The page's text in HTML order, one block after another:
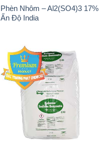
Phèn Nhôm – Al2(SO4)3 17%
Ấn Độ India